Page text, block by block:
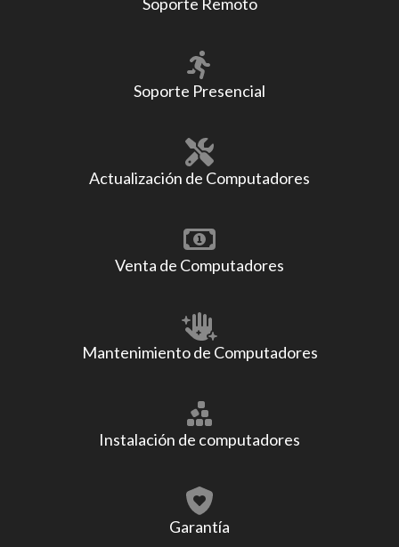
Soporte Presencial
Actualización de Computadores
Venta de Computadores
Mantenimiento de Computadores
Instalación de computadores
Garantía